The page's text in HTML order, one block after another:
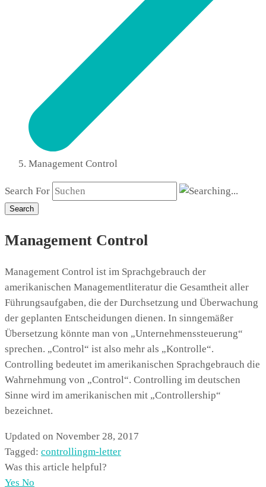
Management Control
Search For
Search
Management Control
Management Control ist im Sprachgebrauch der
amerikanischen Managementliteratur die Gesamtheit aller
Führungsaufgaben, die der Durchsetzung und Überwachung
der geplanten Entscheidungen dienen. In sinngemäßer
Übersetzung könnte man von „Unternehmenssteuerung“
sprechen. „Control“ ist also mehr als „Kontrolle“.
Controlling bedeutet im amerikanischen Sprachgebrauch die
Wahrnehmung von „Control“. Controlling im deutschen
Sinne wird im amerikanischen mit „Controllership“
bezeichnet.
Updated on November 28, 2017
Tagged: controllingm-letter
Was this article helpful?
Yes No